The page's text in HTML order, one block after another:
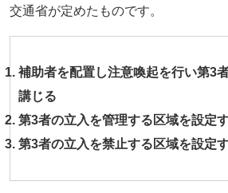
交通省が定めたものです。
補助者を配置し注意喚起を行い第3
講じる
第3者の立入を管理する区域を設定
第3者の立入を禁止する区域を設定